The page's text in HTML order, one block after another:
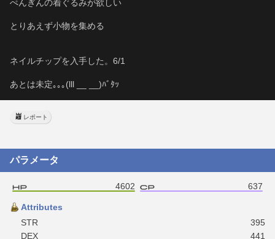
ぺんぎんの着ぐるみが欲しい
とりあえず小物を集める
ネイルチップを入手した。6/1
あとは未定｡｡｡(lll __ __)ﾊﾞﾀｯ
レポート
パラメータ
4602 637
Attributes
STR
395
DEX
441